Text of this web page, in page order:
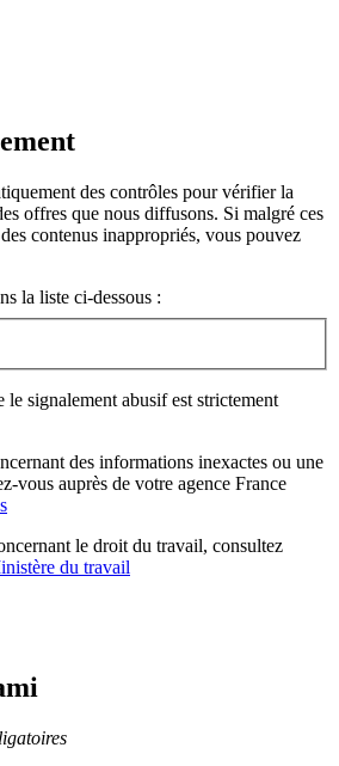
des contrôles pour vérifier la
offres que nous diffusons. Si malgré ces
contenus inappropriés, vous pouvez
la liste ci-dessous :
le signalement abusif est strictement
des informations inexactes ou une
vous auprès de votre agence France
le droit du travail, consultez
du travail